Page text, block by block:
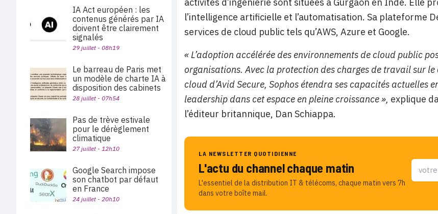
activités d’ingénierie sont situées à Gurgaon en Inde. Elle
l’intelligence artificielle et l’automatisation. Sa plateforme
services de cloud public tels qu’AWS, Azure et Google.
« L’adoption accélérée des environnements de cloud public
organisations. Avec la protection des charges de travail sur
cloud d’Avid Secure, Sophos étendra ses capacités actuelles
leadership dans cet espace en pleine croissance », explique
l’éditeur britannique, Dan Schiappa.
LA NEWSLETTER QUOTIDIENNE
L'actu du channel chaque matin
L'essentiel de la distribution IT & télécoms, chaque matin vers 7h
dans votre boîte mail.
IA Act européen : les
contenus générés par IA
doivent être clairement
signalés
29 juillet - 08h19
Le barreau de Paris met
un modèle de charte IA à
disposition des cabinets
28 juillet - 07h54
Pas de trève estivale
pour le dérèglement
climatique
27 juillet - 12h10
Google Search impose
son chatbot par défaut
en France
24 juillet - 20h10